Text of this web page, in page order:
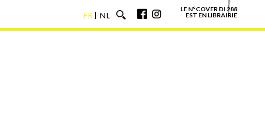
FR
NL
LE N°COVER DI 288
EST EN LIBRAIRIE